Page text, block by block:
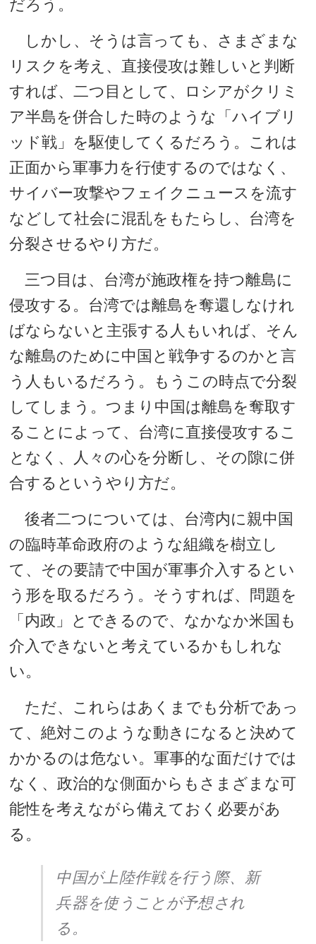
だろう。
しかし、そうは言っても、さまざまな
リスクを考え、直接侵攻は難しいと判断
すれば、二つ目として、ロシアがクリミ
ア半島を併合した時のような「ハイブリ
ッド戦」を駆使してくるだろう。これは
正面から軍事力を行使するのではなく、
サイバー攻撃やフェイクニュースを流す
などして社会に混乱をもたらし、台湾を
分裂させるやり方だ。
三つ目は、台湾が施政権を持つ離島に
侵攻する。台湾では離島を奪還しなけれ
ばならないと主張する人もいれば、そん
な離島のために中国と戦争するのかと言
う人もいるだろう。もうこの時点で分裂
してしまう。つまり中国は離島を奪取す
ることによって、台湾に直接侵攻するこ
となく、人々の心を分断し、その隙に併
合するというやり方だ。
後者二つについては、台湾内に親中国
の臨時革命政府のような組織を樹立し
て、その要請で中国が軍事介入するとい
う形を取るだろう。そうすれば、問題を
「内政」とできるので、なかなか米国も
介入できないと考えているかもしれな
い。
ただ、これらはあくまでも分析であっ
て、絶対このような動きになると決めて
かかるのは危ない。軍事的な面だけでは
なく、政治的な側面からもさまざまな可
能性を考えながら備えておく必要があ
る。
中国が上陸作戦を行う際、新
兵器を使うことが予想され
る。